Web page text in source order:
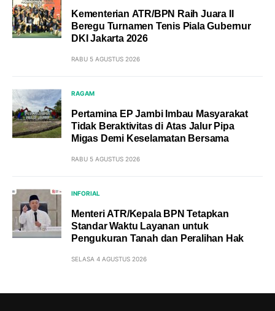
Kementerian ATR/BPN Raih Juara II
Beregu Turnamen Tenis Piala Gubernur
DKI Jakarta 2026
RABU 5 AGUSTUS 2026
RAGAM
Pertamina EP Jambi Imbau Masyarakat
Tidak Beraktivitas di Atas Jalur Pipa
Migas Demi Keselamatan Bersama
RABU 5 AGUSTUS 2026
INFORIAL
Menteri ATR/Kepala BPN Tetapkan
Standar Waktu Layanan untuk
Pengukuran Tanah dan Peralihan Hak
SELASA 4 AGUSTUS 2026